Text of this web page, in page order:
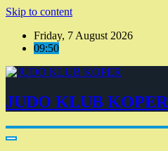
Skip to content
Friday, 7 August 2026
09:50
JUDO KLUB KOPER